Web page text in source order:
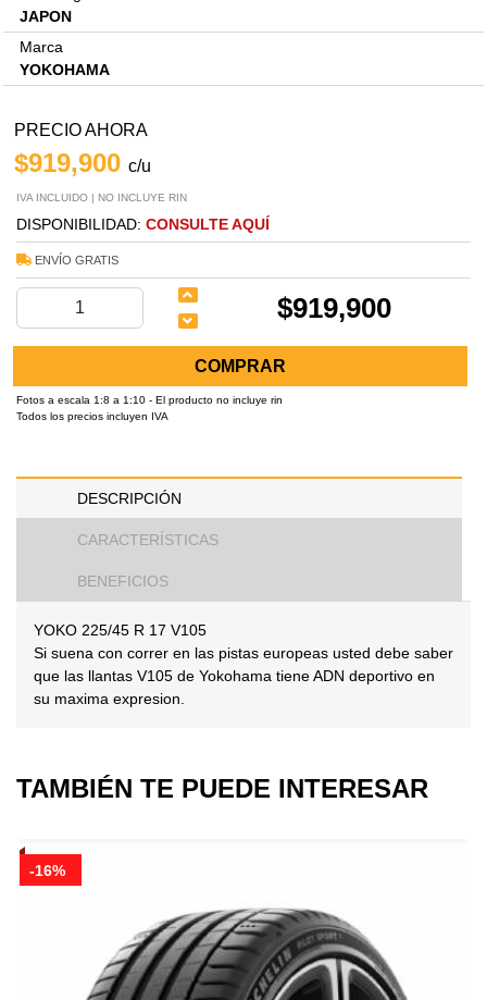
JAPON
Marca
YOKOHAMA
PRECIO AHORA
$919,900 c/u
IVA INCLUIDO | NO INCLUYE RIN
DISPONIBILIDAD: CONSULTE AQUÍ
ENVÍO GRATIS
$919,900
COMPRAR
Fotos a escala 1:8 a 1:10 - El producto no incluye rin
Todos los precios incluyen IVA
DESCRIPCIÓN
CARACTERÍSTICAS
BENEFICIOS
YOKO 225/45 R 17 V105
Si suena con correr en las pistas europeas usted debe saber
que las llantas V105 de Yokohama tiene ADN deportivo en
su maxima expresion.
TAMBIÉN TE PUEDE INTERESAR
-16%